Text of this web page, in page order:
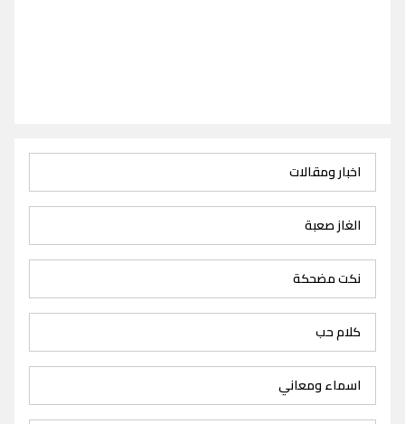
اخبار ومقالات
الغاز صعبة
نكت مضحكة
كلام حب
اسماء ومعاني